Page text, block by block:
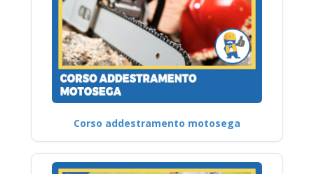
Corso addestramento motosega